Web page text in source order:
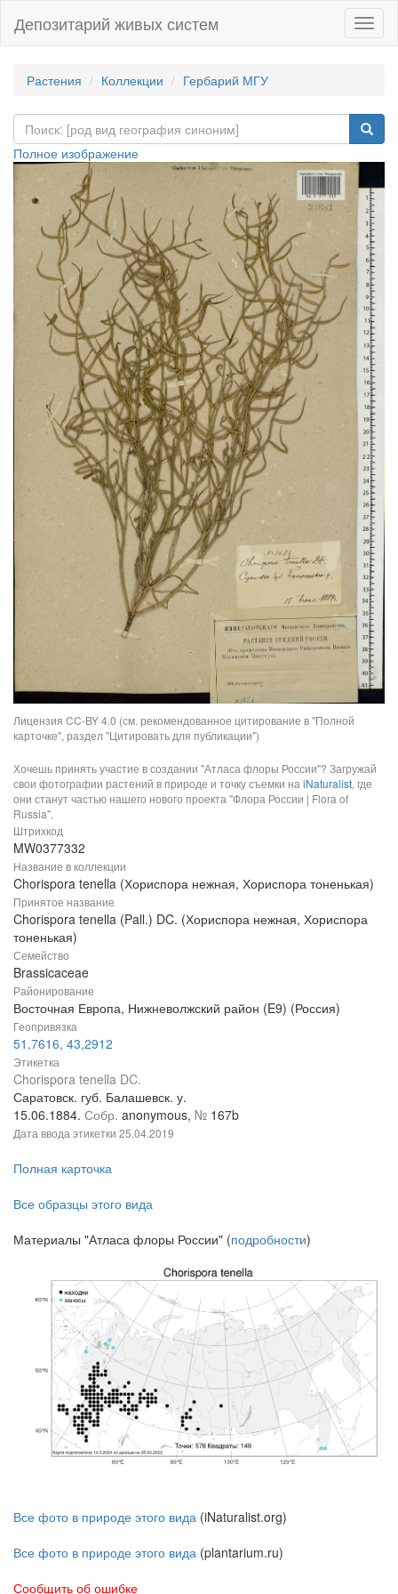
Депозитарий живых систем
Растения Коллекции Гербарий МГУ
Полное изображение
Лицензия CC-BY 4.0 (см. рекомендованное цитирование в "Полной
карточке", раздел "Цитировать для публикации")
Хочешь принять участие в создании "Атласа флоры России"? Загружай
свои фотографии растений в природе и точку съемки на iNaturalist, где
они станут частью нашего нового проекта "Флора России | Flora of
Russia".
Штрихкод
MW0377332
Название в коллекции
Chorispora tenella (Хориспора нежная, Хориспора тоненькая)
Принятое название
Chorispora tenella (Pall.) DC. (Хориспора нежная, Хориспора
тоненькая)
Семейство
Brassicaceae
Районирование
Восточная Европа, Нижневолжский район (E9) (Россия)
Геопривязка
51,7616, 43,2912
Этикетка
Chorispora tenella DC.
Саратовск. губ. Балашевск. у.
15.06.1884. Собр. anonymous, № 167b
Дата ввода этикетки 25.04.2019
Полная карточка
Все образцы этого вида
Материалы "Атласа флоры России" (подробности)
Все фото в природе этого вида (iNaturalist.org)
Все фото в природе этого вида (plantarium.ru)
Сообщить об ошибке